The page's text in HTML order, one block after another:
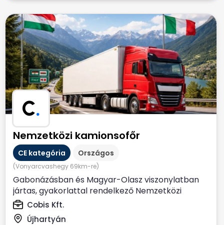
C.
Nemzetközi kamionsofőr
CE kategória Országos
(Vonyarcvashegy 69km-re)
Gabonázásban és Magyar-Olasz viszonylatban
jártas, gyakorlattal rendelkező Nemzetközi
kamionsofőrt keresünk....
Cobis Kft.
Újhartyán